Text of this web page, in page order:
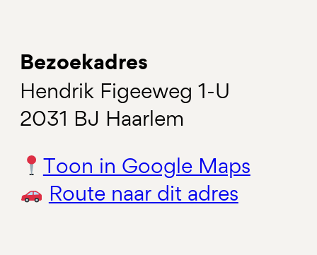
Bezoekadres
Hendrik Figeeweg 1-U
2031 BJ Haarlem
Toon in Google Maps
Route naar dit adres